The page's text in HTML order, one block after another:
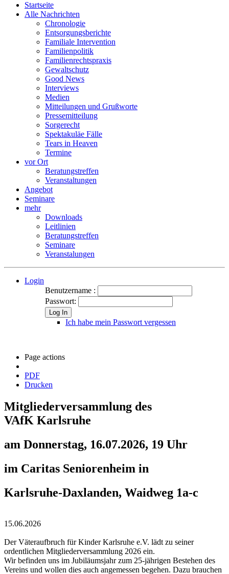
Startseite
Alle Nachrichten
Chronologie
Entsorgungsberichte
Familiale Intervention
Familienpolitik
Familienrechtspraxis
Gewaltschutz
Good News
Interviews
Medien
Mitteilungen und Grußworte
Pressemitteilung
Sorgerecht
Spektakuläe Fälle
Tears in Heaven
Termine
vor Ort
Beratungstreffen
Veranstaltungen
Angebot
Seminare
mehr
Downloads
Leitlinien
Beratungstreffen
Seminare
Veranstalungen
Login
Benutzername :
Passwort:
Log In
Ich habe mein Passwort vergessen
Page actions
PDF
Drucken
Mitgliederversammlung des
VAfK Karlsruhe
am Donnerstag, 16.07.2026, 19 Uhr
im Caritas Seniorenheim in
Karlsruhe-Daxlanden, Waidweg 1a-c
15.06.2026
Der Väteraufbruch für Kinder Karlsruhe e.V. lädt zu seiner
ordentlichen Mitgliederversammlung 2026 ein.
Wir befinden uns im Jubiläumsjahr zum 25-jährigen Bestehen des
Vereins und wollen dies auch angemessen begehen. Dazu brauchen